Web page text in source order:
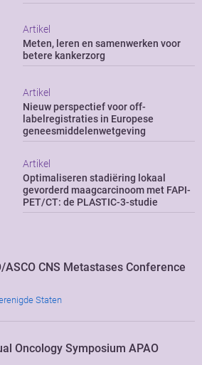
Artikel
Meten, leren en samenwerken voor
betere kankerzorg
Artikel
Nieuw perspectief voor off-
labelregistraties in Europese
geneesmiddelenwetgeving
Artikel
Optimaliseren stadiëring lokaal
gevorderd maagcarcinoom met FAPI-
PET/CT: de PLASTIC-3-studie
ASCO CNS Metastases Conference
Staten
Oncology Symposium APAO